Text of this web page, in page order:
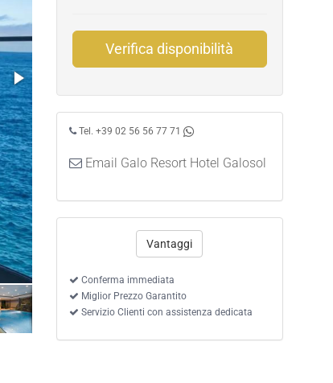
Verifica disponibilità
Tel. +39 02 56 56 77 71
Email Galo Resort Hotel Galosol
Vantaggi
Conferma immediata
Miglior Prezzo Garantito
Servizio Clienti con assistenza dedicata